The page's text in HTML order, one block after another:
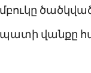
վանքը